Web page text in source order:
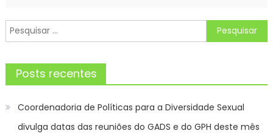
Pesquisar
por:
Posts recentes
Coordenadoria de Políticas para a Diversidade Sexual
divulga datas das reuniões do GADS e do GPH deste mês